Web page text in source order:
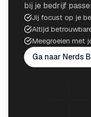
bij je bedrijf
Jij focust op je
Altijd
Meegroeien met
Ga naar Nerds